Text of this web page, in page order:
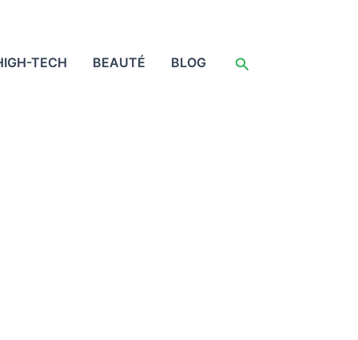
TECH BEAUTÉ BLOG Rechercher